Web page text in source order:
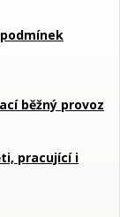
běžný provoz
pracující i